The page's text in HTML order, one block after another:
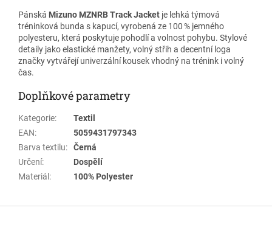
Pánská Mizuno MZNRB Track Jacket je lehká týmová
tréninková bunda s kapucí, vyrobená ze 100 % jemného
polyesteru, která poskytuje pohodlí a volnost pohybu. Stylové
detaily jako elastické manžety, volný střih a decentní loga
značky vytvářejí univerzální kousek vhodný na trénink i volný
čas.
Doplňkové parametry
Kategorie:
Textil
EAN:
5059431797343
Barva textilu:
Černá
Určení:
Dospělí
Materiál : 100% Polyester
Z